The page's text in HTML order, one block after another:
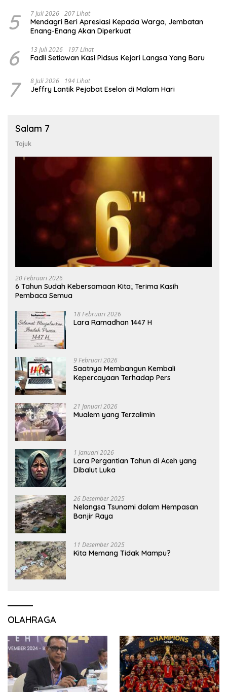
5 7 Juli 2026 207 Lihat
Mendagri Beri Apresiasi Kepada Warga, Jembatan
Enang-Enang Akan Diperkuat
6 13 Juli 2026 197 Lihat
Fadli Setiawan Kasi Pidsus Kejari Langsa Yang Baru
7 8 Juli 2026 194 Lihat
Jeffry Lantik Pejabat Eselon di Malam Hari
Salam 7
Tajuk
20 Februari 2026
6 Tahun Sudah Kebersamaan Kita; Terima Kasih
Pembaca Semua
18 Februari 2026
Lara Ramadhan 1447 H
9 Februari 2026
Saatnya Membangun Kembali
Kepercayaan Terhadap Pers
21 Januari 2026
Mualem yang Terzalimin
1 Januari 2026
Lara Pergantian Tahun di Aceh yang
Dibalut Luka
26 Desember 2025
Nelangsa Tsunami dalam Hempasan
Banjir Raya
11 Desember 2025
Kita Memang Tidak Mampu?
OLAHRAGA